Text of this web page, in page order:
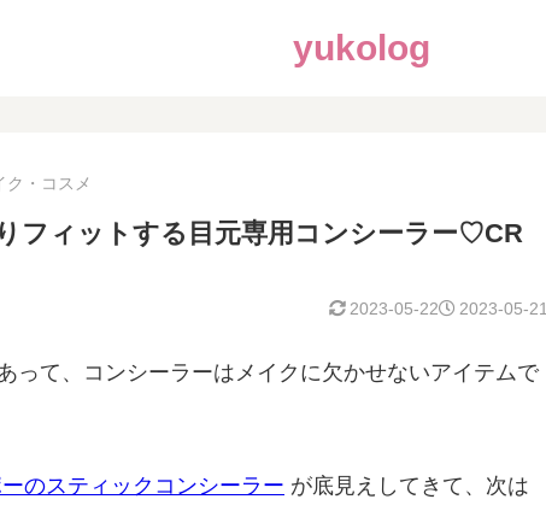
yukolog
ク・コスメ
フィットする目元専用コンシーラー♡CR
2023-05-21
2023-05-22
って、コンシーラーはメイクに欠かせないアイテムで
のスティックコンシーラー が底見えしてきて、次は